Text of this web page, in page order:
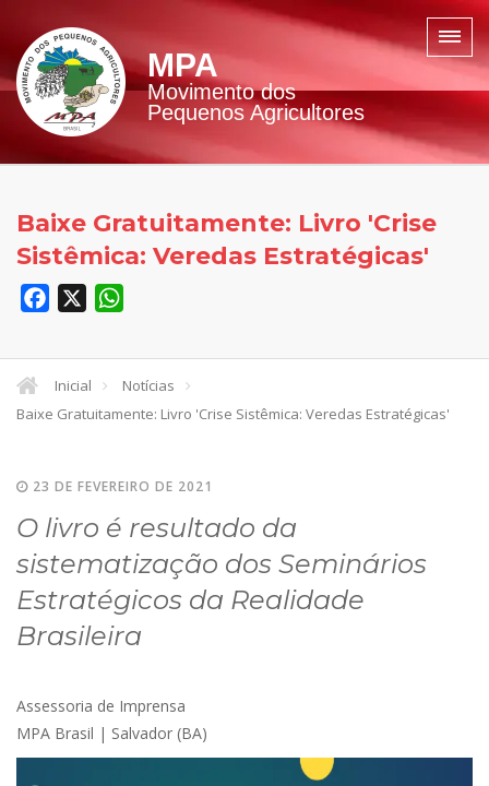
MPA
Movimento dos
Pequenos Agricultores
Baixe Gratuitamente: Livro 'Crise
Sistêmica: Veredas Estratégicas'
Facebook
Inicial
Notícias
Baixe Gratuitamente: Livro 'Crise Sistêmica: Veredas Estratégicas'
23 DE FEVEREIRO DE 2021
O livro é resultado da
sistematização dos Seminários
Estratégicos da Realidade
Brasileira
Assessoria de Imprensa
MPA Brasil | Salvador (BA)